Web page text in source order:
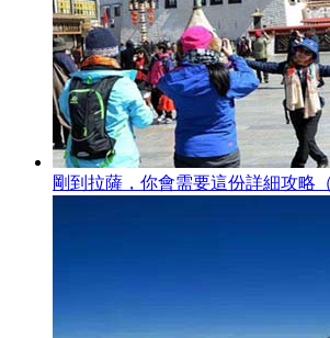
剛到拉薩，你會需要這份詳細攻略